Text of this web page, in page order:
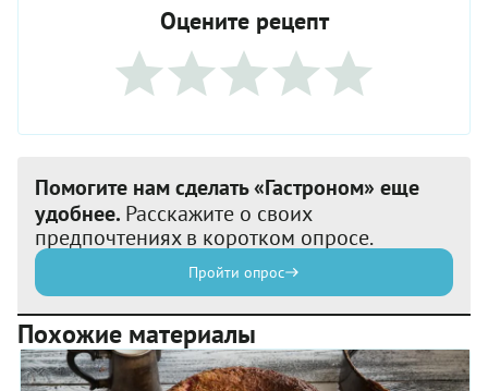
Оцените рецепт
Помогите нам сделать «Гастроном» еще
удобнее. Расскажите о своих
предпочтениях в коротком опросе.
Пройти опрос
Похожие материалы